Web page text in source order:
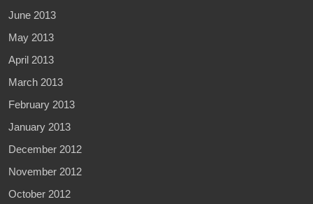
June 2013
May 2013
April 2013
March 2013
February 2013
January 2013
December 2012
November 2012
October 2012